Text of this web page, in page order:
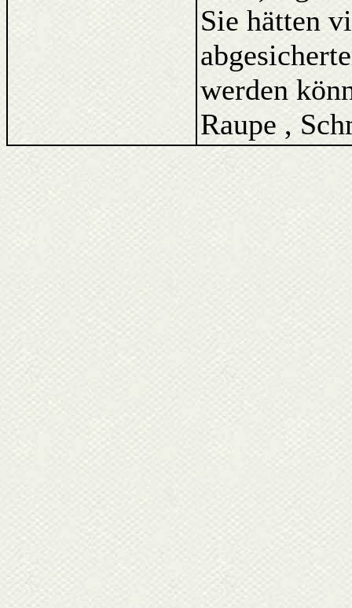
Sie hätten
werden
Raupe ,